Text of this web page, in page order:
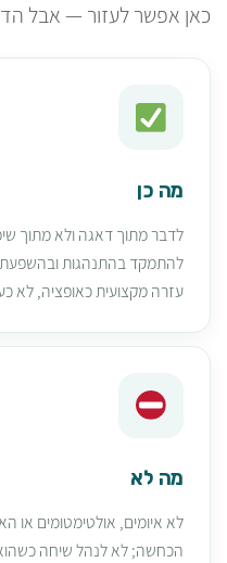
כאן אפשר לעזור — אבל
מה כן
לדבר מתוך דאגה ולא מתוך
להתמקד בהתנהגות
עזרה מקצועית כאופציה, לא
מה לא
לא איומים, אולטימטומים או
הכחשה; לא לנהל שיחה